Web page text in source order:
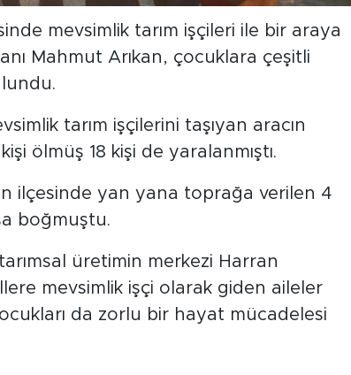
mevsimlik tarım işçileri ile bir araya
Mahmut Arıkan, çocuklara çeşitli
tarım işçilerini taşıyan aracın
ölmüş 18 kişi de yaralanmıştı.
ilçesinde yan yana toprağa verilen 4
boğmuştu.
üretimin merkezi Harran
mevsimlik işçi olarak giden aileler
da zorlu bir hayat mücadelesi